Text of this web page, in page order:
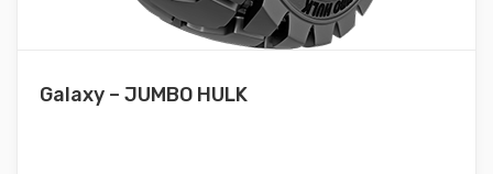
Galaxy – JUMBO HULK